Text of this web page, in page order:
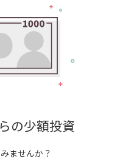
の少額投資
ませんか？